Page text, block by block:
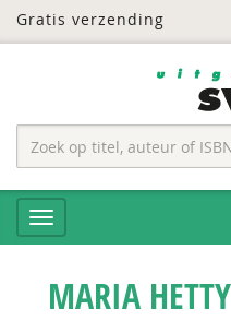
Gratis verzending
MARIA